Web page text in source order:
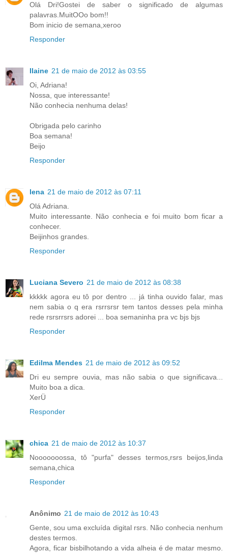
Olá Dri!Gostei de saber o significado de algumas
palavras.MuitOOo bom!!
Bom inicio de semana,xeroo
Responder
Ilaine 21 de maio de 2012 às 03:55
Oi, Adriana!
Nossa, que interessante!
Não conhecia nenhuma delas!
Obrigada pelo carinho
Boa semana!
Beijo
Responder
lena 21 de maio de 2012 às 07:11
Olá Adriana.
Muito interessante. Não conhecia e foi muito bom ficar a
conhecer.
Beijinhos grandes.
Responder
Luciana Severo 21 de maio de 2012 às 08:38
kkkkk agora eu tô por dentro ... já tinha ouvido falar, mas
nem sabia o q era rsrrsrsr tem tantos desses pela minha
rede rsrsrrsrs adorei ... boa semaninha pra vc bjs bjs
Responder
Edilma Mendes 21 de maio de 2012 às 09:52
Dri eu sempre ouvia, mas não sabia o que significava...
Muito boa a dica.
XerÜ
Responder
chica 21 de maio de 2012 às 10:37
Nooooooossa, tô "purfa" desses termos,rsrs beijos,linda
semana,chica
Responder
Anônimo 21 de maio de 2012 às 10:43
Gente, sou uma excluída digital rsrs. Não conhecia nenhum
destes termos.
Agora, ficar bisbilhotando a vida alheia é de matar mesmo.